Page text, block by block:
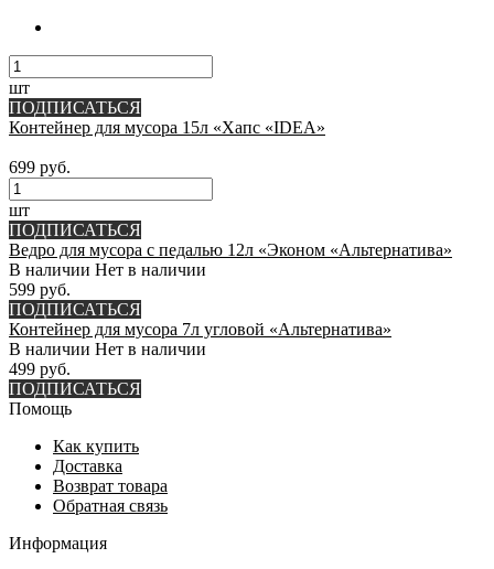
шт
ПОДПИСАТЬСЯ
Контейнер для мусора 15л «Хапс «IDEA»
699 руб.
шт
ПОДПИСАТЬСЯ
Ведро для мусора с педалью 12л «Эконом «Альтернатива»
В наличии Нет в наличии
599 руб.
ПОДПИСАТЬСЯ
Контейнер для мусора 7л угловой «Альтернатива»
В наличии Нет в наличии
499 руб.
ПОДПИСАТЬСЯ
Помощь
Как купить
Доставка
Возврат товара
Обратная связь
Информация